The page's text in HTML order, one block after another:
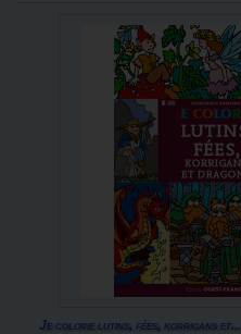
Je colorie lutins, fées, korrigans et...